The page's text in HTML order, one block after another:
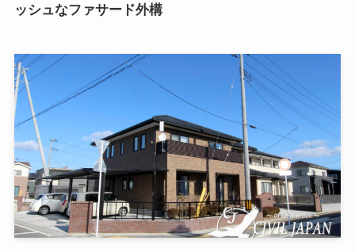
ッシュなファサード外構